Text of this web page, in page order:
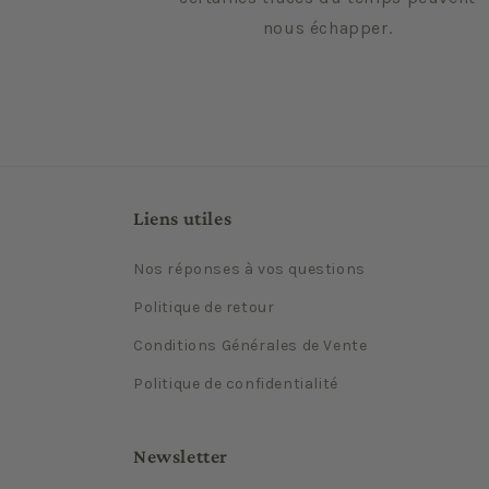
nous échapper.
Liens utiles
Nos réponses à vos questions
Politique de retour
Conditions Générales de Vente
Politique de confidentialité
Newsletter